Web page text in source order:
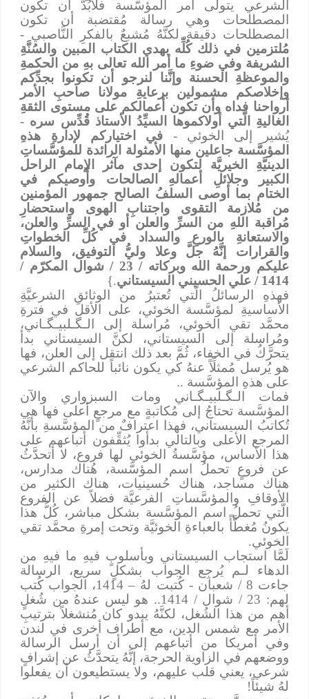
الشرعي يتولَّى أمر المؤسَّسة فلابُدَّ أن تكون
المصطلحات وهي رسالة مُقتضبة أن تكون
المصطلحات دقيقة لكنَّهُ مُشبعٌ بالفكرِ النَّاصبي -
مُلتزمين في ذلك كُلِّه بهدي الكتاب المبين والسُنَّةِ
الشريفة وفي ضوءِ ما أمر الله تعالى بهِ من الحكمةِ
والموعظةِ الحسنة وإنَّنا لنرجو أن تكونوا بجدِّكم
وإخلاصكم مشمولين برعايةِ مولانا صاحبِ الأمر
أرواحنا فداه وأن تكون أعمالكم على مستوى الثقةِ
الغاليةِ الَّتي أولاكموها السيِّدُ الأستاذ قُدِّس سره
يُشير إلى الخوئي -
في اختياركم لإدارةِ هذهِ
المؤسَّسة جاعلين منها الأمثولة الرائدة للمؤسَّساتِ
الدينيَّةِ الخيريَّة لتكون إحدى مآثر الإمام الراحل
الكبير وجلائلِ أعمالهِ الصالحات وأُوصيكم في
الختام بما أوصى السلفُ الصالح جمهور المؤمنين
من مُلازمة التقوى واجتنابِ الهوى واستحضارِ
مُراقبة اللهِ من السرِّ والعلن أو في السرِّ والعلن،
والاستعانةِ بالورعِ والسداد في كُلِّ الخطواتِ
والقرارات إنَّهُ جلَّ وعلا وليُّ التوفيق، والسلام
عليكم ورحمة الله وبركاته / 23 / شوال المكرّم /
1414 / علي الحسيني السيستاني
.}
فهذهِ الرسائلُ الَّتي تُعتبرُ من الوثائقِ الشرعيَّةِ
الأساسيةِ لمؤسَّسة الخوئي، على الأقل في فترةِ
محمَّد تقي الخوئي، مُراسلة إلى الـﮕـلبيـﮕـاني،
ومُراسلة إلى السيستاني، لكنَّ السيستاني بدأ
يتحرَّكُ في الخفاء، ثُمَّ بعد ذلك انتقل إلى العلن، فها
هو يُرسل مُمثلِّاً عنهُ كي يكون نائباً للحاكم الشرعي
على هذهِ المؤسَّسة ..
فمات الـﮕـلبيـﮕـاني ومات السبزواري والآن
المؤسَّسة تحتاجُ إلى مُكاتبةٍ مع مرجعٍ أعلى فها هي
تُكاتبُ السيستاني، فهذا اعترافٌ من المؤسَّسةِ بأنَّهُ
المرجع الأعلى وبالتالي بدأوا يُثقِّفون أتباعهم على
هذا الأساس، مؤسَّسةُ الخوئي لها فروع، لا أتحدَّثُ
عن فروعٍ تحملُ اسم المؤسَّسة، هُناك مدارس،
هناك مساجد، هناك حُسينيات، هناك الكثير من
الأوقافِ والمؤسَّساتِ الفرعيَّة فضلاً عن الفروع
الَّتي تحملُ اسم المؤسَّسة بشكل مباشر، كُلُّ هذا
يكونُ مُغطَّأً بالعباءةِ الخوئيَّة وتحت إمرةِ محمَّد تقي
الخوئي.
لَمَّا استجاب السيستاني وبأسلوبٍ فيهِ ما فيهِ من
الدهاء لـم يُرجِع الجواب بشكلٍ سريع، الرسالة
جاءت 8 / شعبان - كُتبت لهُ – 1414، الجواب كُتب
لهم: 23 / شوال / 1414.. هو ليس عندهُ من شُغلٍ
أهم من هذا الشُغل، لكنَّهُ يبدو كان مُنشغلاً بترتيبِ
الأمر مع شمس الدين، مع أطراف أخرى في لندن
وفي أمريكا من أتباعهم إلى أن أرسل الرسالة
ووضعهم في الزاوية الحرجة، إنَّهُ يتحدَّثُ عن إشرافٍ
شرعي، يعني قلب عليهم، ولا يستطيعون أن يفعلوا
لهُ شيئاً!